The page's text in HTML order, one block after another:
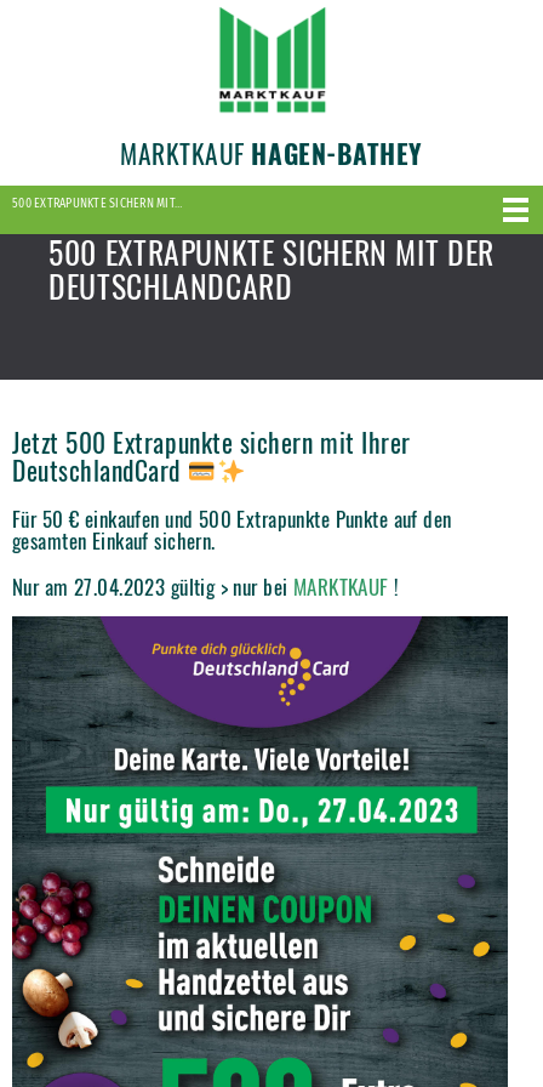
MARKTKAUF HAGEN-BATHEY
500 EXTRAPUNKTE SICHERN MIT…
500 EXTRAPUNKTE SICHERN MIT DER
DEUTSCHLANDCARD
Jetzt 500 Extrapunkte sichern mit Ihrer
DeutschlandCard
Für 50 € einkaufen und 500 Extrapunkte Punkte auf den
gesamten Einkauf sichern.
Nur am 27.04.2023 gültig > nur bei MARKTKAUF !